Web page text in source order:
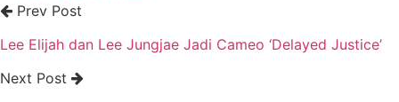
Prev Post
Lee Elijah dan Lee Jungjae Jadi Cameo ‘Delayed Justice’
Next Post